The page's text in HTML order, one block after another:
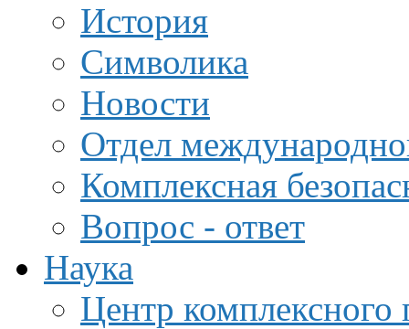
История
Символика
Новости
Отдел
Комплексная
Вопрос - ответ
Наука
Центр